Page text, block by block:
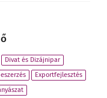
Divat és Dizájnipar
Exportfejlesztés